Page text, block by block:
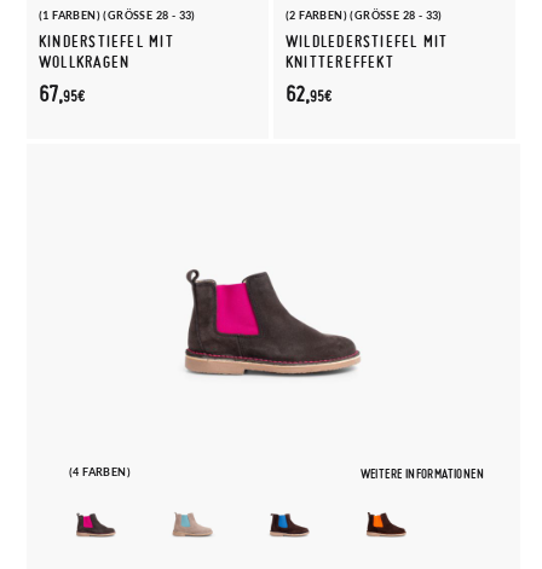
(1 FARBEN) (GRÖSSE 28 - 33)
KINDERSTIEFEL MIT
WOLLKRAGEN
67,95€
(2 FARBEN) (GRÖSSE 28 - 33)
WILDLEDERSTIEFEL MIT
KNITTEREFFEKT
62,95€
(4 FARBEN) WEITERE INFORMATIONEN